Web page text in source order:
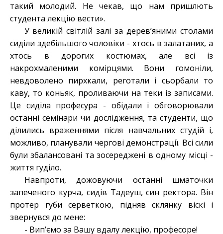
такий молодий. Не чекав, що нам пришлють
студента лекцію вести».
У великій світлій залі за дерев’яними столами
сиділи здебільшого чоловіки - хтось в залатаних, а
хтось в дорогих костюмах, але всі із
накрохмаленими комірцями. Вони гомоніли,
невдоволено пирхкали, реготали і сьорбали то
каву, то коньяк, проливаючи на теки із записами.
Це сиділа професура - обідали і обговорювали
останні семінари чи дослідження, та студенти, що
ділились враженнями після навчальних студій і,
можливо, планували чергові демонстрації. Всі сили
були збалансовані та зосереджені в одному місці -
життя гуділо.
Навпроти, дожовуючи останні шматочки
запеченого курча, сидів Тадеуш, син ректора. Він
протер губи серветкою, підняв склянку віскі і
звернувся до мене:
- Вип’ємо за Вашу вдалу лекцію, професоре!